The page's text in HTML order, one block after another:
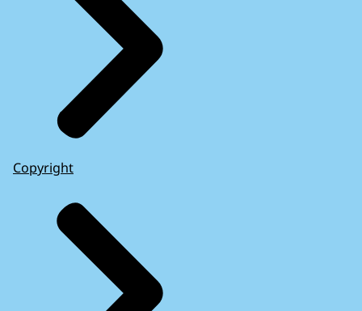
Copyright